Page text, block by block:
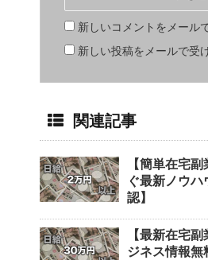
新しいコメントをメール
新しい投稿をメールで受
関連記事
【簡単在宅
ぐ最新ノウ
認】
【最新在宅
ジネス情報無